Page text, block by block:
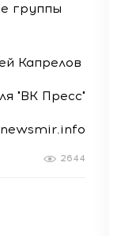
группы
Капрелов
"ВК Пресс"
2644